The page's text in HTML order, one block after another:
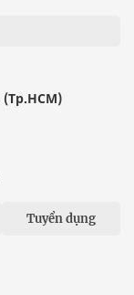
(Tp.HCM)
Tuyển dụng